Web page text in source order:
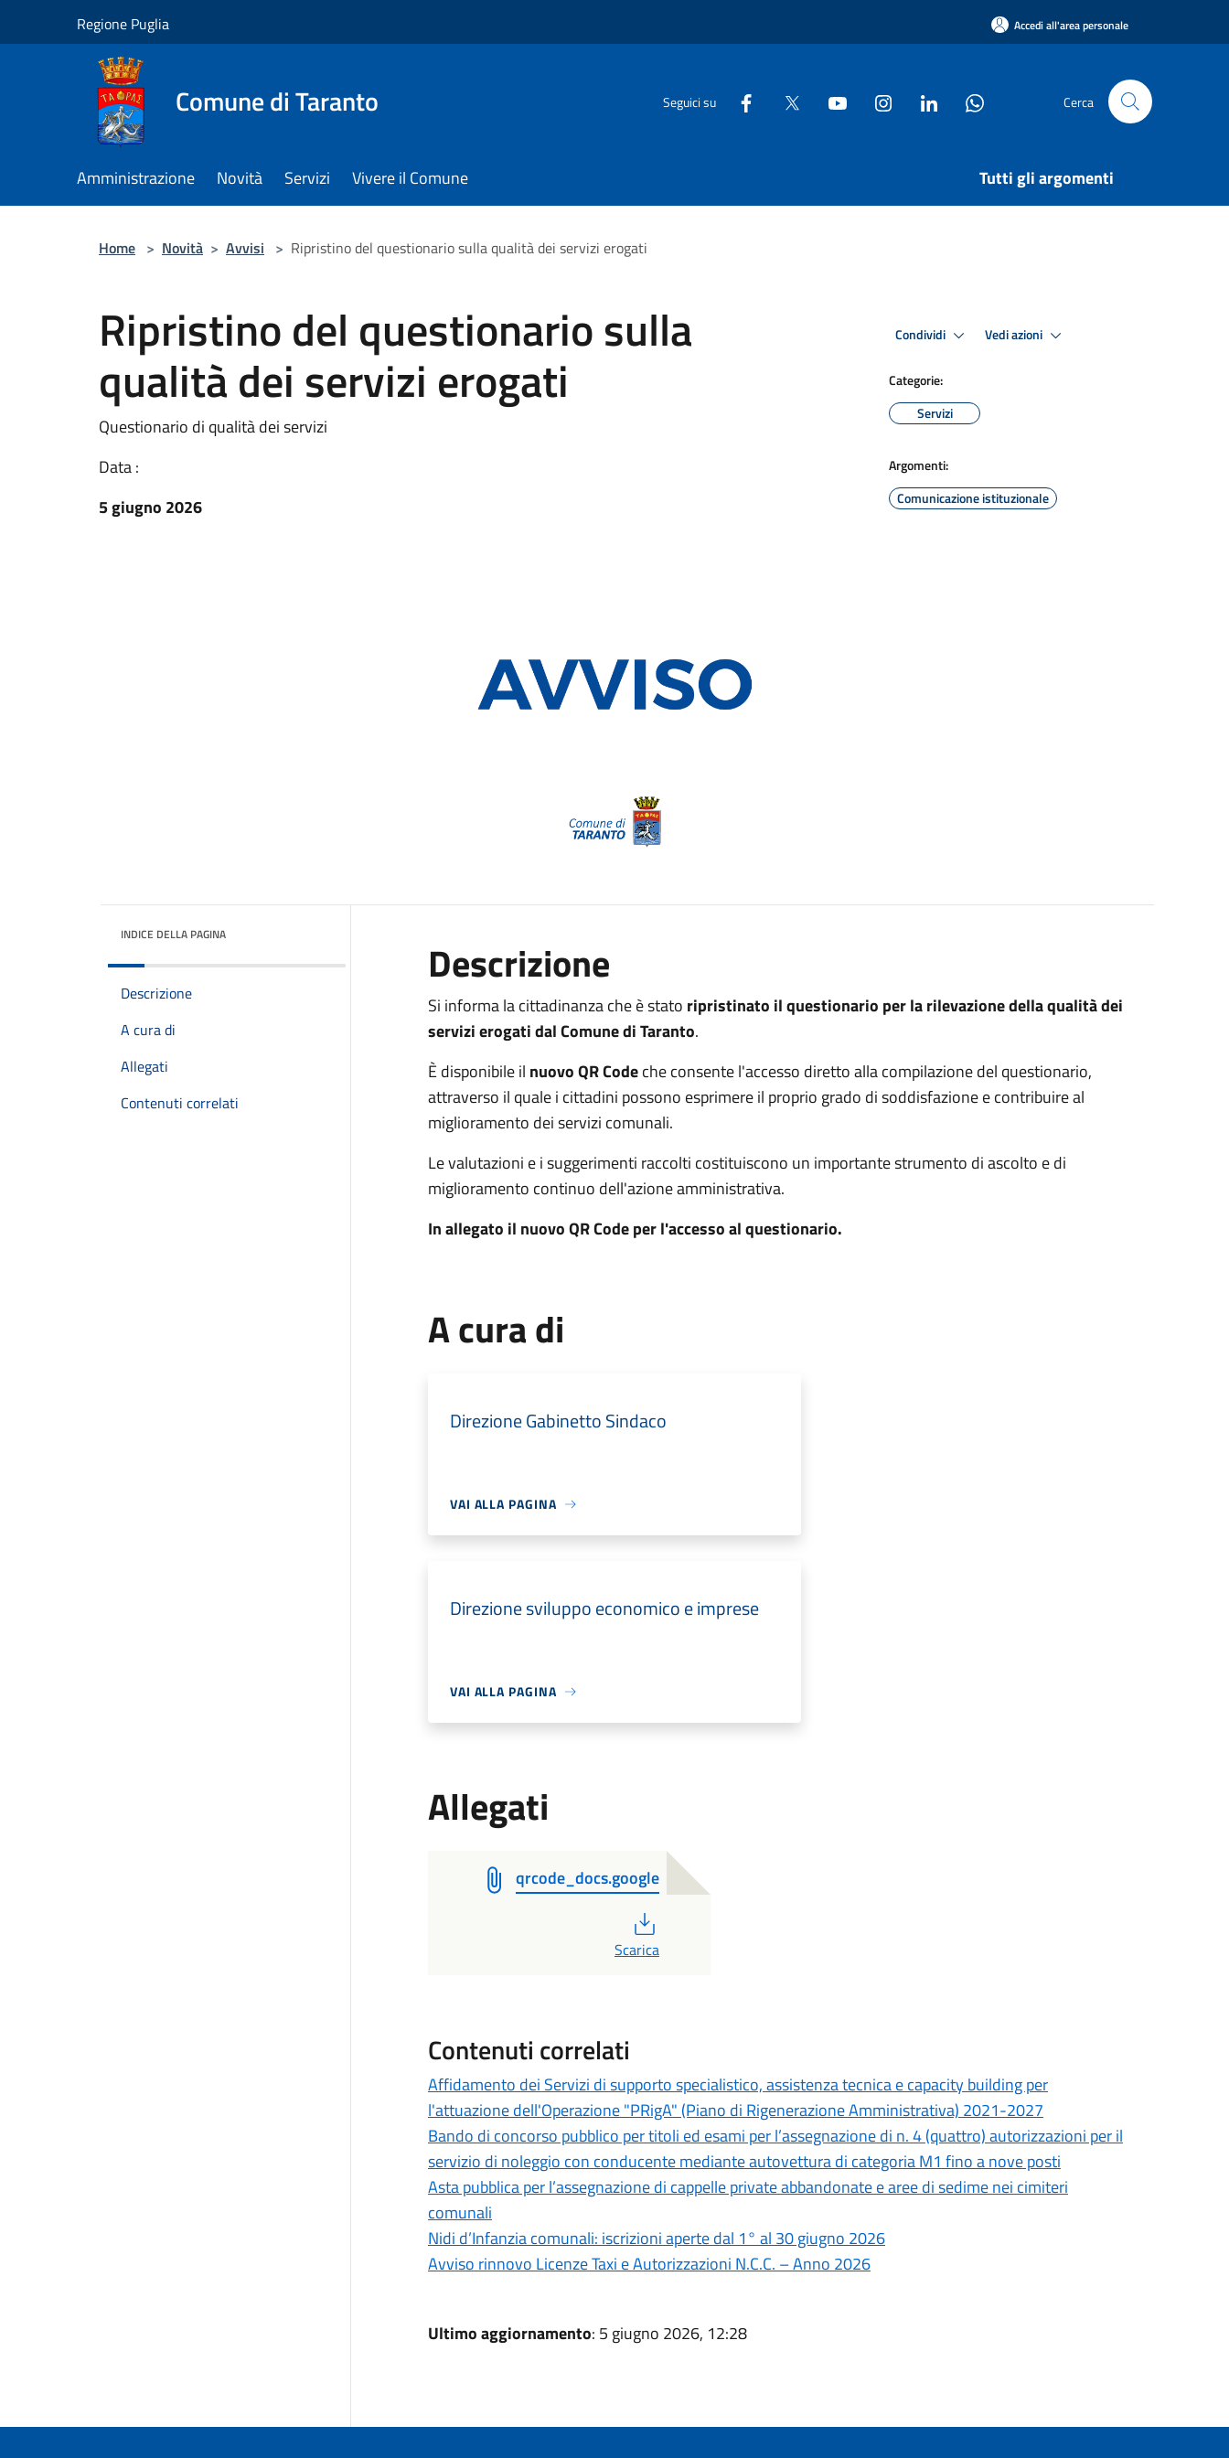
Regione Puglia Accedi all'area personale
Comune di Taranto Seguici su Cerca
Amministrazione Novità Servizi Vivere il Comune Tutti gli argomenti
Home > Novità > Avvisi > Ripristino del questionario sulla qualità dei servizi erogati
Ripristino del questionario sulla
qualità dei servizi erogati
Questionario di qualità dei servizi
Data :
5 giugno 2026
Condividi Vedi azioni
Categorie:
Servizi
Argomenti:
Comunicazione istituzionale
INDICE DELLA PAGINA
Descrizione
A cura di
Allegati
Contenuti correlati
Descrizione
Si informa la cittadinanza che è stato ripristinato il questionario per la rilevazione della qualità dei
servizi erogati dal Comune di Taranto.
È disponibile il nuovo QR Codeche consente l'accesso diretto alla compilazione del questionario,
attraverso il quale i cittadini possono esprimere il proprio grado di soddisfazione e contribuire al
miglioramento dei servizi comunali.
Le valutazioni e i suggerimenti raccolti costituiscono un importante strumento di ascolto e di
miglioramento continuo dell'azione amministrativa.
In allegato il nuovo QR Code per l'accesso al questionario.
A cura di
Direzione Gabinetto Sindaco
VAI ALLA PAGINA
Direzione sviluppo economico e imprese
VAI ALLA PAGINA
Allegati
qrcode_docs.google
Scarica
Contenuti correlati
Affidamento dei Servizi di supporto specialistico, assistenza tecnica e capacity building per
l'attuazione dell'Operazione "PRigA" (Piano di Rigenerazione Amministrativa) 2021-2027
Bando di concorso pubblico per titoli ed esami per l’assegnazione di n. 4 (quattro) autorizzazioni per il
servizio di noleggio con conducente mediante autovettura di categoria M1 fino a nove posti
Asta pubblica per l’assegnazione di cappelle private abbandonate e aree di sedime nei cimiteri
comunali
Nidi d’Infanzia comunali: iscrizioni aperte dal 1° al 30 giugno 2026
Avviso rinnovo Licenze Taxi e Autorizzazioni N.C.C. – Anno 2026
Ultimo aggiornamento: 5 giugno 2026, 12:28